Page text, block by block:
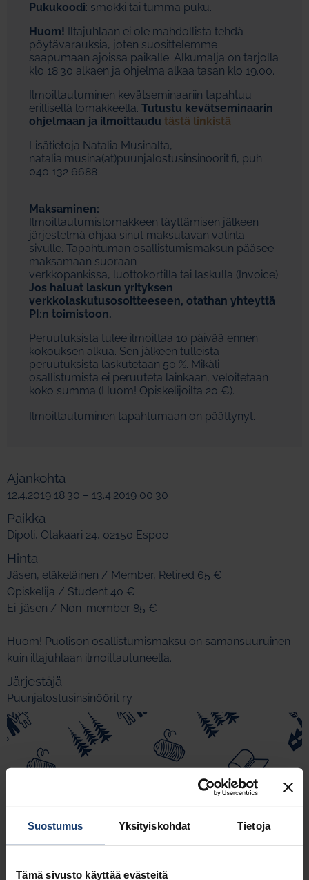
Suostumus Yksityiskohdat Tietoja
Tämä sivusto käyttää evästeitä
Pukukoodi: smokki tai tumma puku.
Huom! Iltajuhlaan ei ole mahdollista tehdä
pöytävarauksia, joten suosittelemme
saapumaan ajoissa paikalle. Alkumalja on tarjolla
klo 18.30 alkaen ja ohjelma alkaa tasan klo 19.00.
Ilmoittautuminen kevätseminaariin tapahtuu
erillisellä lomakkeella. Tutustu kevätseminaarin
ohjelmaan ja ilmoittaudu tästä linkistä
Lisätietoja Natalia Musinalta,
natalia.musina(at)puunjalostusinsinoorit.fi, puh.
040 132 6688
Maksaminen:
Ilmoittautumislomakkeen täyttämisen jälkeen
järjestelmä ohjaa sinut maksutavan valinta -
sivulle. Tapahtuman osallistumismaksun pääsee
maksamaan suoraan
verkkopankissa, luottokortilla tai laskulla (Invoice).
Jos haluat laskun yrityksen
verkkolaskutusosoitteeseen, otathan yhteyttä
PI:n toimistoon.
Peruutuksista tulee ilmoittaa 10 päivää ennen
kokouksen alkua. Sen jälkeen tulleista
peruutuksista laskutetaan 50 %. Mikäli
osallistumista ei peruuteta lainkaan, veloitetaan
koko summa (Huom! Opiskelijoilta 20 €).
Ilmoittautuminen tapahtumaan on päättynyt.
Ajankohta
12.4.2019 18:30 – 13.4.2019 00:30
Paikka
Dipoli, Otakaari 24, 02150 Espoo
Hinta
Jäsen, eläkeläinen / Member, Retired 65 €
Opiskelija / Student 40 €
Ei-jäsen / Non-member 85 €
Huom! Puolison osallistumismaksu on samansuuruinen
kuin iltajuhlaan ilmoittautuneella.
Järjestäjä
Puunjalostusinsinöörit ry